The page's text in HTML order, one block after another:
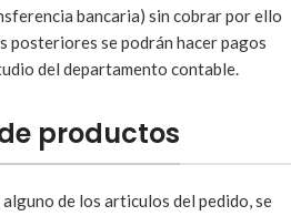
bancaria) sin cobrar por ello
posteriores se podrán hacer pagos
del departamento contable.
productos
de los articulos del pedido, se